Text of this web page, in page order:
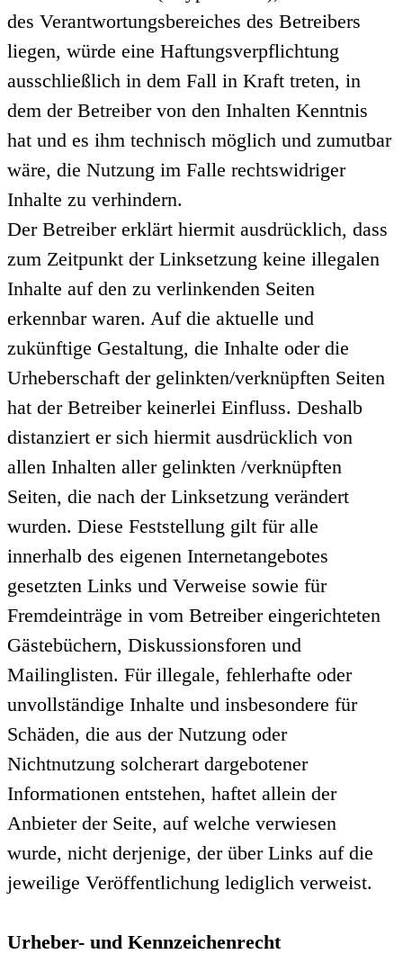
des Verantwortungsbereiches des Betreibers
liegen, würde eine Haftungsverpflichtung
ausschließlich in dem Fall in Kraft treten, in
dem der Betreiber von den Inhalten Kenntnis
hat und es ihm technisch möglich und zumutbar
wäre, die Nutzung im Falle rechtswidriger
Inhalte zu verhindern.
Der Betreiber erklärt hiermit ausdrücklich, dass
zum Zeitpunkt der Linksetzung keine illegalen
Inhalte auf den zu verlinkenden Seiten
erkennbar waren. Auf die aktuelle und
zukünftige Gestaltung, die Inhalte oder die
Urheberschaft der gelinkten/verknüpften Seiten
hat der Betreiber keinerlei Einfluss. Deshalb
distanziert er sich hiermit ausdrücklich von
allen Inhalten aller gelinkten /verknüpften
Seiten, die nach der Linksetzung verändert
wurden. Diese Feststellung gilt für alle
innerhalb des eigenen Internetangebotes
gesetzten Links und Verweise sowie für
Fremdeinträge in vom Betreiber eingerichteten
Gästebüchern, Diskussionsforen und
Mailinglisten. Für illegale, fehlerhafte oder
unvollständige Inhalte und insbesondere für
Schäden, die aus der Nutzung oder
Nichtnutzung solcherart dargebotener
Informationen entstehen, haftet allein der
Anbieter der Seite, auf welche verwiesen
wurde, nicht derjenige, der über Links auf die
jeweilige Veröffentlichung lediglich verweist.
Urheber- und Kennzeichenrecht